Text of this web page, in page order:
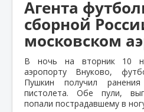
Агента
сборной
московском
В ночь на вторник 10
аэропорту Внуково,
Пушкин получил
пистолета. Обе пули,
попали пострадавшему в